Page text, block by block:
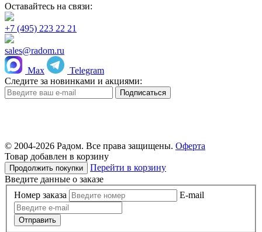
Оставайтесь на связи:
+7 (495) 223 22 21
sales@radom.ru
Max
Telegram
Следите за новинками и акциями:
© 2004-2026 Радом. Все права защищены. Оферта
Товар добавлен в корзину
Продолжить покупки
Перейти в корзину
Введите данные о заказе
Номер заказа
E-mail
Отправить